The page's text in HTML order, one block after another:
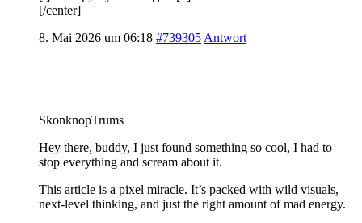
[/center]
8. Mai 2026 um 06:18 #739305 Antwort
SkonknopTrums
Hey there, buddy, I just found something so cool, I had to
stop everything and scream about it.
This article is a pixel miracle. It’s packed with wild visuals,
next-level thinking, and just the right amount of mad energy.